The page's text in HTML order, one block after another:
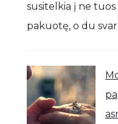
susitelkia į ne tuos
pakuotę, o du